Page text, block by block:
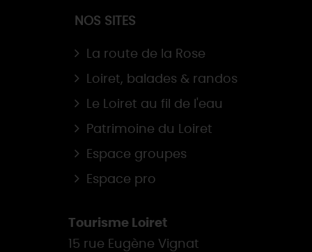
NOS SITES
La route de la Rose
Loiret, balades & randos
Le Loiret au fil de l'eau
Patrimoine du Loiret
Espace groupes
Espace pro
Tourisme Loiret
15 rue Eugène Vignat